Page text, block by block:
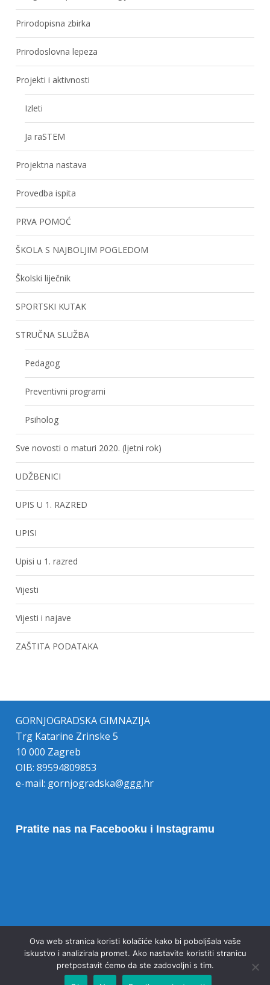
Prirodopisna zbirka
Prirodoslovna lepeza
Projekti i aktivnosti
Izleti
Ja raSTEM
Projektna nastava
Provedba ispita
PRVA POMOĆ
ŠKOLA S NAJBOLJIM POGLEDOM
Školski liječnik
SPORTSKI KUTAK
STRUČNA SLUŽBA
Pedagog
Preventivni programi
Psiholog
Sve novosti o maturi 2020. (ljetni rok)
UDŽBENICI
UPIS U 1. RAZRED
UPISI
Upisi u 1. razred
Vijesti
Vijesti i najave
ZAŠTITA PODATAKA
GORNJOGRADSKA GIMNAZIJA
Trg Katarine Zrinske 5
10 000 Zagreb
OIB: 89594809853
e-mail: gornjogradska@ggg.hr
Pratite nas na Facebooku i Instagramu
Ova web stranica koristi kolačiće kako bi poboljšala vaše
iskustvo i analizirala promet. Ako nastavite koristiti stranicu
pretpostavit ćemo da ste zadovoljni s tim.